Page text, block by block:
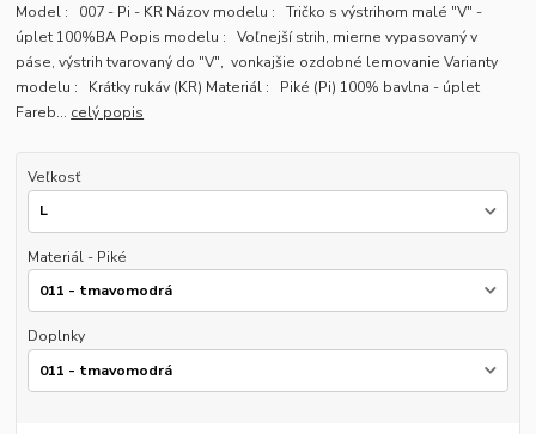
Model : 007 - Pi - KR Názov modelu : Tričko s výstrihom malé "V" -
úplet 100%BA Popis modelu : Voľnejší strih, mierne vypasovaný v
páse, výstrih tvarovaný do "V", vonkajšie ozdobné lemovanie Varianty
modelu : Krátky rukáv (KR) Materiál : Piké (Pi) 100% bavlna - úplet
Fareb... celý popis
Veľkosť
Materiál - Piké
Doplnky